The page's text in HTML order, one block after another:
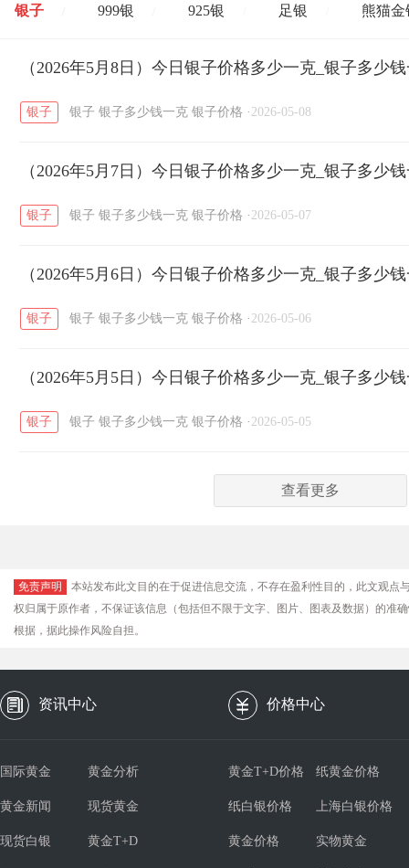
银子 999银 925银 足银 熊猫金
开国纪念币 大清银币 / 长城币 / 老
菜百 周生生 周大生
六福 / 金至尊 / 潮宏基 / 亚一金店
（2026年5月8日）今日银子价格多少一克_银子多少
银子 银子 银子多少钱一克 银子价格 · 2026-05-08
（2026年5月7日）今日银子价格多少一克_银子多少
银子 银子 银子多少钱一克 银子价格 · 2026-05-07
（2026年5月6日）今日银子价格多少一克_银子多少
银子 银子 银子多少钱一克 银子价格 · 2026-05-06
（2026年5月5日）今日银子价格多少一克_银子多少
银子 银子 银子多少钱一克 银子价格 · 2026-05-05
查看更多
免责声明
本站发布此文目的在于促进信息交流，不存在盈利性目的，此文观
权归属于原作者，不保证该信息（包括但不限于文字、图片、图表及数据）的准
根据，据此操作风险自担。
资讯中心 价格中心
国际黄金 黄金分析
黄金新闻 现货黄金
现货白银 黄金T+D
黄金T+D价格 纸黄金价格
纸白银价格 上海白银价格
黄金价格 实物黄金